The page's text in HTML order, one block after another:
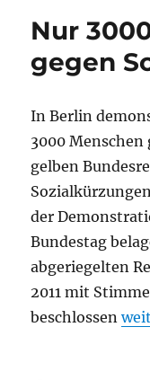
Nur
gegen
In Berlin
3000 Menschen
gelben
der
Bundestag
abgeriegelten
2011 mit
beschlossen